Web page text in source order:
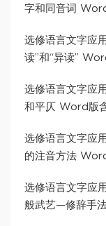
字和同音词
选修语言文字应
读”和“异读”
选修语言文字应
和平仄 Word版
选修语言文字应
的注音方法
选修语言文字应
般武艺—修辞手